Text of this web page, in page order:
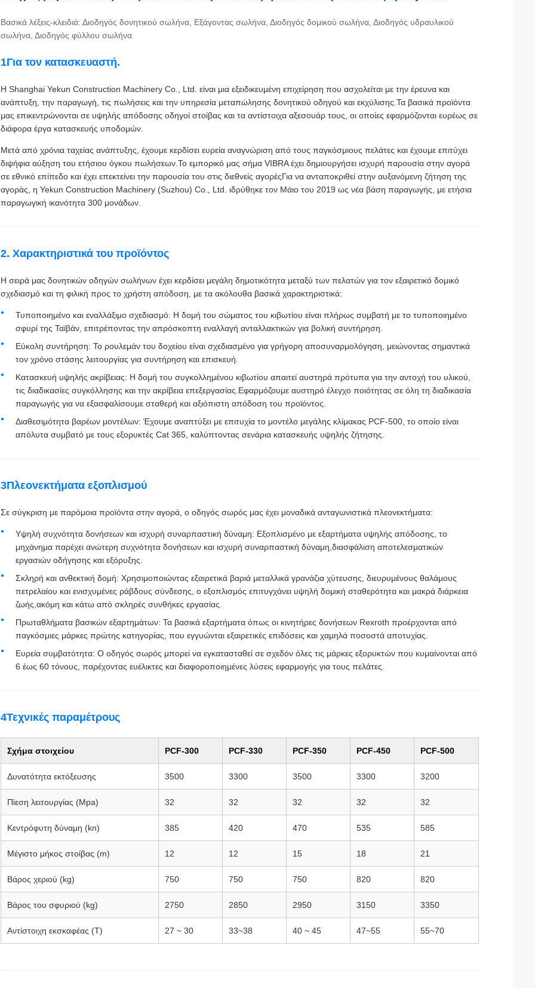
Βασικά λέξεις-κλειδιά: Διοδηγός δονητικού σωλήνα, Εξάγοντας σωλήνα, Διοδηγός δομικού σωλήνα, Διοδηγός υδραυλικού
σωλήνα, Διοδηγός φύλλου σωλήνα
1Για τον κατασκευαστή.
Η Shanghai Yekun Construction Machinery Co., Ltd. είναι μια εξειδικευμένη επιχείρηση που ασχολείται με την έρευνα και
ανάπτυξη, την παραγωγή, τις πωλήσεις και την υπηρεσία μεταπώλησης δονητικού οδηγού και εκχύλισης.Τα βασικά προϊόντα
μας επικεντρώνονται σε υψηλής απόδοσης οδηγοί στοίβας και τα αντίστοιχα αξεσουάρ τους, οι οποίες εφαρμόζονται ευρέως σε
διάφορα έργα κατασκευής υποδομών.
Μετά από χρόνια ταχείας ανάπτυξης, έχουμε κερδίσει ευρεία αναγνώριση από τους παγκόσμιους πελάτες και έχουμε επιτύχει
διψήφια αύξηση του ετήσιου όγκου πωλήσεων.Το εμπορικό μας σήμα VIBRA έχει δημιουργήσει ισχυρή παρουσία στην αγορά
σε εθνικό επίπεδο και έχει επεκτείνει την παρουσία του στις διεθνείς αγορέςΓια να ανταποκριθεί στην αυξανόμενη ζήτηση της
αγοράς, η Yekun Construction Machinery (Suzhou) Co., Ltd. ιδρύθηκε τον Μάιο του 2019 ως νέα βάση παραγωγής, με ετήσια
παραγωγική ικανότητα 300 μονάδων.
2. Χαρακτηριστικά του προϊόντος
Η σειρά μας δονητικών οδηγών σωλήνων έχει κερδίσει μεγάλη δημοτικότητα μεταξύ των πελατών για τον εξαιρετικό δομικό
σχεδιασμό και τη φιλική προς το χρήστη απόδοση, με τα ακόλουθα βασικά χαρακτηριστικά:
Τυποποιημένο και εναλλάξιμο σχεδιασμό: Η δομή του σώματος του κιβωτίου είναι πλήρως συμβατή με το τυποποιημένο
σφυρί της Ταϊβάν, επιτρέποντας την απρόσκοπτη εναλλαγή ανταλλακτικών για βολική συντήρηση.
Εύκολη συντήρηση: Το ρουλεμάν του δοχείου είναι σχεδιασμένο για γρήγορη αποσυναρμολόγηση, μειώνοντας σημαντικά
τον χρόνο στάσης λειτουργίας για συντήρηση και επισκευή.
Κατασκευή υψηλής ακρίβειας: Η δομή του συγκολλημένου κιβωτίου απαιτεί αυστηρά πρότυπα για την αντοχή του υλικού,
τις διαδικασίες συγκόλλησης και την ακρίβεια επεξεργασίας.Εφαρμόζουμε αυστηρό έλεγχο ποιότητας σε όλη τη διαδικασία
παραγωγής για να εξασφαλίσουμε σταθερή και αξιόπιστη απόδοση του προϊόντος.
Διαθεσιμότητα βαρέων μοντέλων: Έχουμε αναπτύξει με επιτυχία το μοντέλο μεγάλης κλίμακας PCF-500, το οποίο είναι
απόλυτα συμβατό με τους εξορυκτές Cat 365, καλύπτοντας σενάρια κατασκευής υψηλής ζήτησης.
3Πλεονεκτήματα εξοπλισμού
Σε σύγκριση με παρόμοια προϊόντα στην αγορά, ο οδηγός σωρός μας έχει μοναδικά ανταγωνιστικά πλεονεκτήματα:
Υψηλή συχνότητα δονήσεων και ισχυρή συναρπαστική δύναμη: Εξοπλισμένο με εξαρτήματα υψηλής απόδοσης, το
μηχάνημα παρέχει ανώτερη συχνότητα δονήσεων και ισχυρή συναρπαστική δύναμη,διασφάλιση αποτελεσματικών
εργασιών οδήγησης και εξόρυξης.
Σκληρή και ανθεκτική δομή: Χρησιμοποιώντας εξαιρετικά βαριά μεταλλικά γρανάζια χύτευσης, διευρυμένους θαλάμους
πετρελαίου και ενισχυμένες ράβδους σύνδεσης, ο εξοπλισμός επιτυγχάνει υψηλή δομική σταθερότητα και μακρά διάρκεια
ζωής,ακόμη και κάτω από σκληρές συνθήκες εργασίας.
Πρωταθλήματα βασικών εξαρτημάτων: Τα βασικά εξαρτήματα όπως οι κινητήρες δονήσεων Rexroth προέρχονται από
παγκόσμιες μάρκες πρώτης κατηγορίας, που εγγυώνται εξαιρετικές επιδόσεις και χαμηλά ποσοστά αποτυχίας.
Ευρεία συμβατότητα: Ο οδηγός σωρός μπορεί να εγκατασταθεί σε σχεδόν όλες τις μάρκες εξορυκτών που κυμαίνονται από
6 έως 60 τόνους, παρέχοντας ευέλικτες και διαφοροποιημένες λύσεις εφαρμογής για τους πελάτες.
4Τεχνικές παραμέτρους
Σχήμα στοιχείου PCF-300 PCF-330 PCF-350 PCF-450 PCF-500
Δυνατότητα εκτόξευσης 3500 3300 3500 3300 3200
Πίεση λειτουργίας (Mpa) 32 32 32 32 32
Κεντρόφυτη δύναμη (kn) 385 420 470 535 585
Μέγιστο μήκος στοίβας (m) 12 12 15 18 21
Βάρος χεριού (kg) 750 750 750 820 820
Βάρος του σφυριού (kg) 2750 2850 2950 3150 3350
Αντίστοιχη εκσκαφέας (T) 27 ~ 30 33~38 40 ~ 45 47~55 55~70